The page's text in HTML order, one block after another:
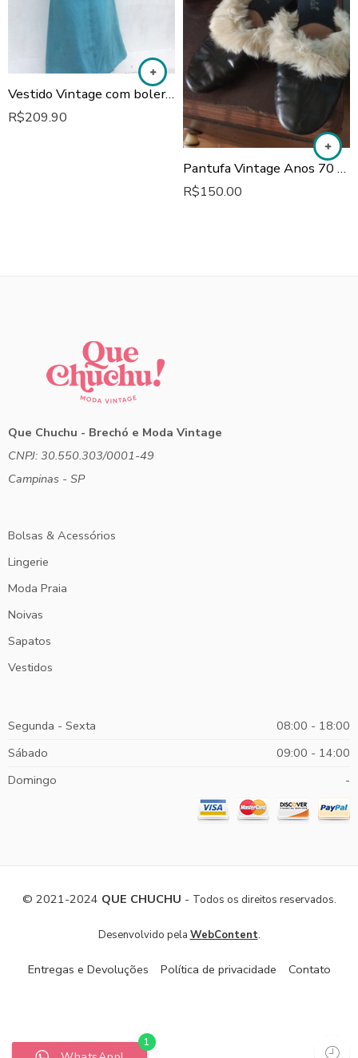
1
Vestido Vintage com bolero anos 60
R$209.90
Pantufa Vintage Anos 70 em Couro Sintético
R$150.00
Que Chuchu - Brechó e Moda Vintage
CNPJ: 30.550.303/0001-49
Campinas - SP
Bolsas & Acessórios
Lingerie
Moda Praia
Noivas
Sapatos
Vestidos
Segunda - Sexta
08:00 - 18:00
Sábado
09:00 - 14:00
Domingo
-
© 2021-2024 QUE CHUCHU - Todos os direitos reservados.
Desenvolvido pela WebContent.
Entregas e Devoluções Política de privacidade Contato